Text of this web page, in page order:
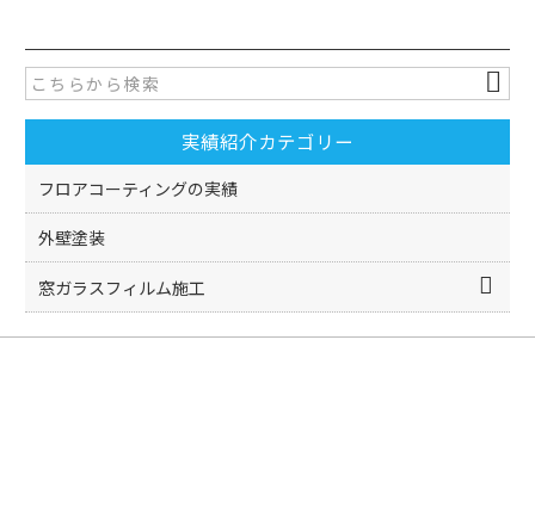
e
b
o
o
k
er
実績紹介カテゴリー
フロアコーティングの実績
外壁塗装
窓ガラスフィルム施工